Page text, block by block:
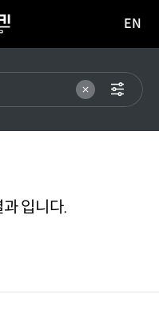
이동
EN
입니다.